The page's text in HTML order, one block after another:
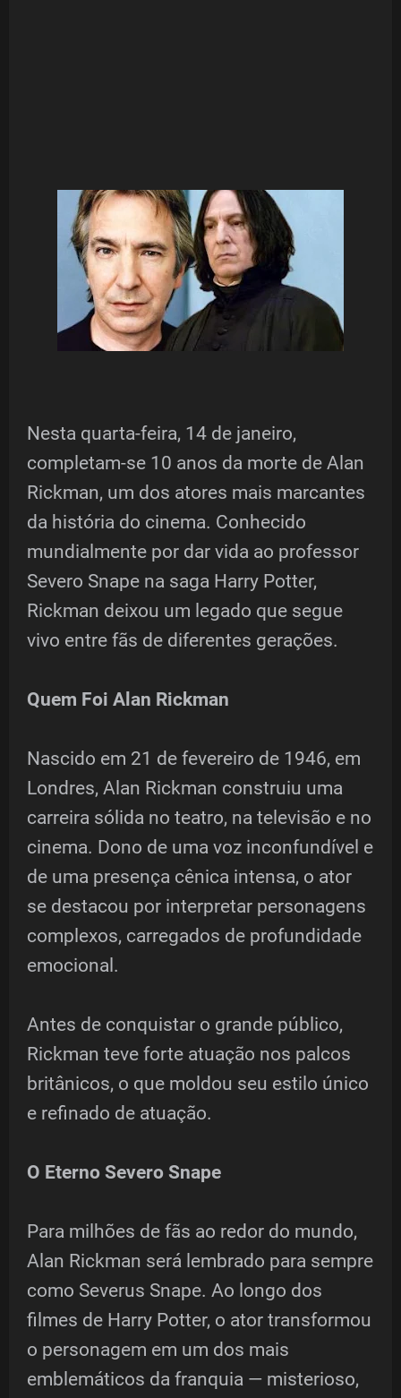
Nesta quarta-feira, 14 de janeiro,
completam-se 10 anos da morte de Alan
Rickman, um dos atores mais marcantes
da história do cinema. Conhecido
mundialmente por dar vida ao professor
Severo Snape na saga Harry Potter,
Rickman deixou um legado que segue
vivo entre fãs de diferentes gerações.
Quem Foi Alan Rickman
Nascido em 21 de fevereiro de 1946, em
Londres, Alan Rickman construiu uma
carreira sólida no teatro, na televisão e no
cinema. Dono de uma voz inconfundível e
de uma presença cênica intensa, o ator
se destacou por interpretar personagens
complexos, carregados de profundidade
emocional.
Antes de conquistar o grande público,
Rickman teve forte atuação nos palcos
britânicos, o que moldou seu estilo único
e refinado de atuação.
O Eterno Severo Snape
Para milhões de fãs ao redor do mundo,
Alan Rickman será lembrado para sempre
como Severus Snape. Ao longo dos
filmes de Harry Potter, o ator transformou
o personagem em um dos mais
emblemáticos da franquia — misterioso,